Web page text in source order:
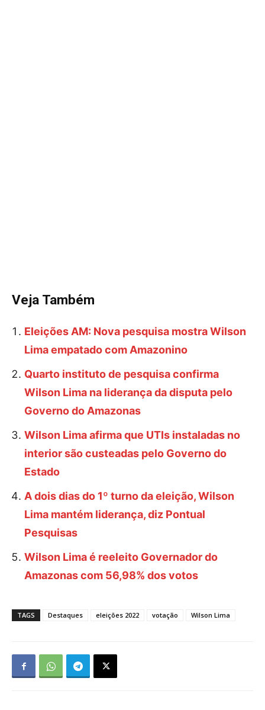
Veja Também
Eleições AM: Nova pesquisa mostra Wilson
Lima empatado com Amazonino
Quarto instituto de pesquisa confirma
Wilson Lima na liderança da disputa pelo
Governo do Amazonas
Wilson Lima afirma que UTIs instaladas no
interior são custeadas pelo Governo do
Estado
A dois dias do 1º turno da eleição, Wilson
Lima mantém liderança, diz Pontual
Pesquisas
Wilson Lima é reeleito Governador do
Amazonas com 56,98% dos votos
TAGS Destaques eleições 2022 votação Wilson Lima